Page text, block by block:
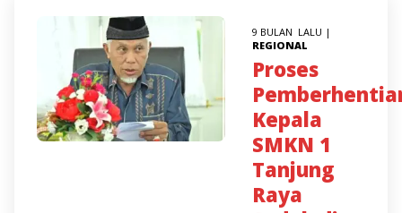
9 BULAN LALU |
REGIONAL
Proses
Kepala
SMKN 1
Tanjung
Raya